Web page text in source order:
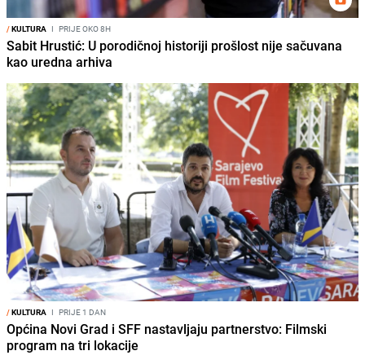
/KULTURA I PRIJE OKO 8H
Sabit Hrustić: U porodičnoj historiji prošlost nije sačuvana
kao uredna arhiva
/KULTURA I PRIJE 1 DAN
Općina Novi Grad i SFF nastavljaju partnerstvo: Filmski
program na tri lokacije